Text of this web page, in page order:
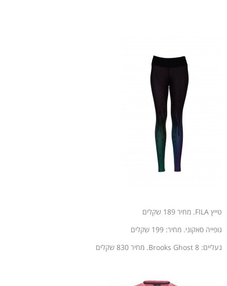
טייץ FILA. מחיר 189 שקלים
גופייה סאקוני. מחיר: 199 שקלים
נעליים: Brooks Ghost 8. מחיר 830 שקלים